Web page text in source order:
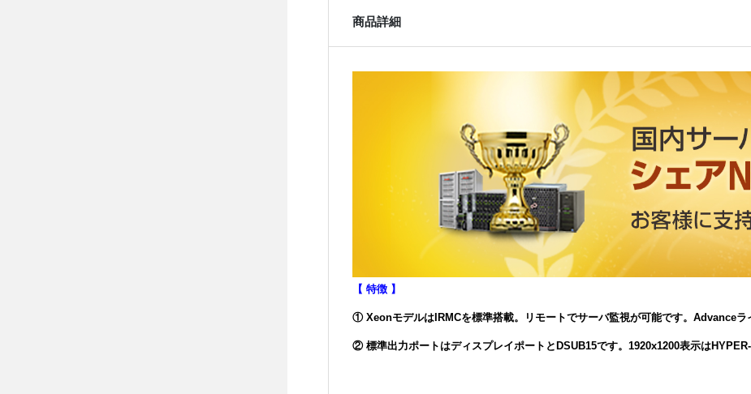
商品詳細
【 特徴 】
① XeonモデルはIRMCを標準搭載。リモートでサーバ監視が可能です。Advanceラ
② 標準出力ポートはディスプレイポートとDSUB15です。1920x1200表示は